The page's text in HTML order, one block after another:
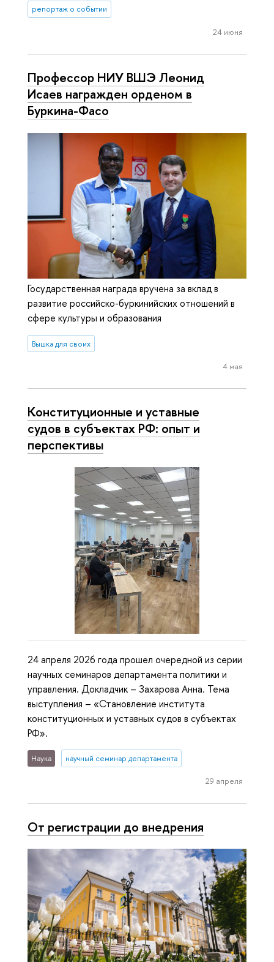
репортаж о событии
24 июня
Профессор НИУ ВШЭ Леонид
Исаев награжден орденом в
Буркина-Фасо
Государственная награда вручена за вклад в
развитие российско-буркинийских отношений в
сфере культуры и образования
Вышка для своих
4 мая
Конституционные и уставные
судов в субъектах РФ: опыт и
перспективы
24 апреля 2026 года прошел очередной из серии
научных семинаров департамента политики и
управления. Докладчик – Захарова Анна. Тема
выступления – «Становление института
конституционных и уставных судов в субъектах
РФ».
Наука научный семинар департамента
29 апреля
От регистрации до внедрения